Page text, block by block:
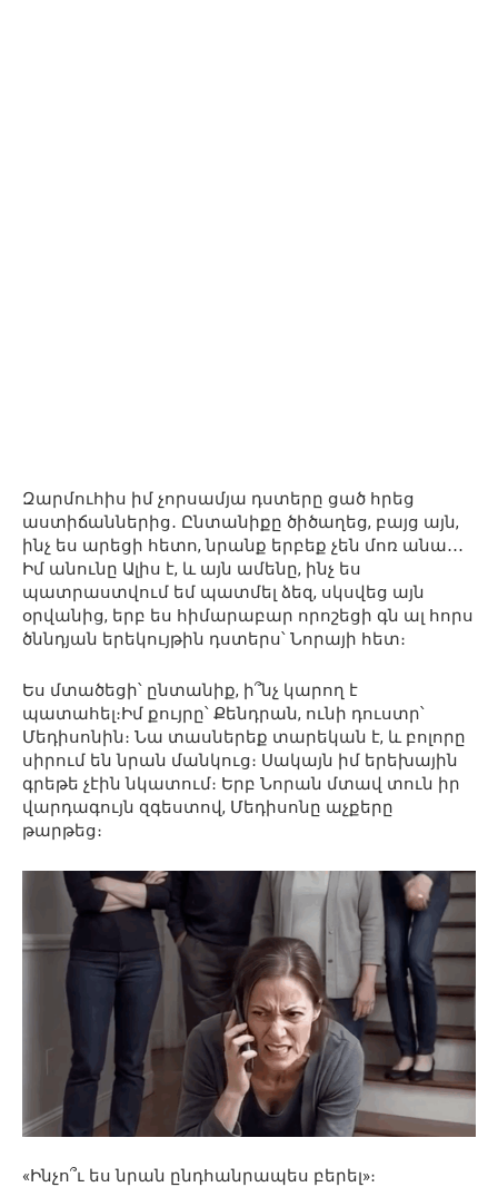
Զարմուհիս իմ չորսամյա դստերը ցած հրեց
աստիճաններից․ Ընտանիքը ծիծաղեց, բայց այն,
ինչ ես արեցի հետո, նրանք երբեք չեն մոռ անա․․․
Իմ անունը Ալիս է, և այն ամենը, ինչ ես
պատրաստվում եմ պատմել ձեզ, սկսվեց այն
օրվանից, երբ ես հիմարաբար որոշեցի գն ալ հորս
ծննդյան երեկույթին դստերս՝ Նորայի հետ։
Ես մտածեցի՝ ընտանիք, ի՞նչ կարող է
պատահել։Իմ քույրը՝ Քենդրան, ունի դուստր՝
Մեդիսոնին։ Նա տասներեք տարեկան է, և բոլորը
սիրում են նրան մանկուց։ Սակայն իմ երեխային
գրեթե չէին նկատում։ Երբ Նորան մտավ տուն իր
վարդագույն զգեստով, Մեդիսոնը աչքերը
թարթեց։
«Ինչո՞ւ ես նրան ընդհանրապես բերել»։